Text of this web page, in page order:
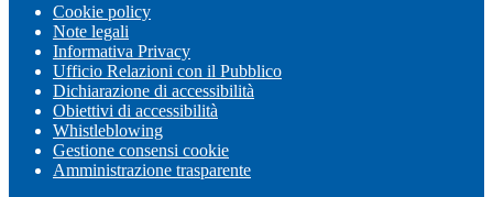
Cookie policy
Note legali
Informativa Privacy
Ufficio Relazioni con il Pubblico
Dichiarazione di accessibilità
Obiettivi di accessibilità
Whistleblowing
Gestione consensi cookie
Amministrazione trasparente